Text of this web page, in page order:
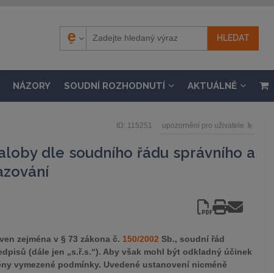
NÁZORY SOUDNÍ ROZHODNUTÍ AKTUÁLNĚ
ID: 115251 upozornění pro uživatele
dle soudního řádu správního a
zejména v § 73 zákona č. 150/2002 Sb., soudní řád
(dále jen „s.ř.s.“). Aby však mohl být odkladný účinek
vymezené podmínky. Uvedené ustanovení nicméně